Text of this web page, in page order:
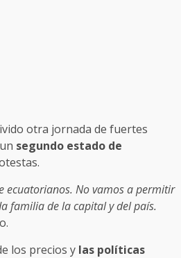
otra jornada de fuertes
segundo estado de
ecuatorianos. No vamos a permitir
familia de la capital y del país.
los precios y las políticas